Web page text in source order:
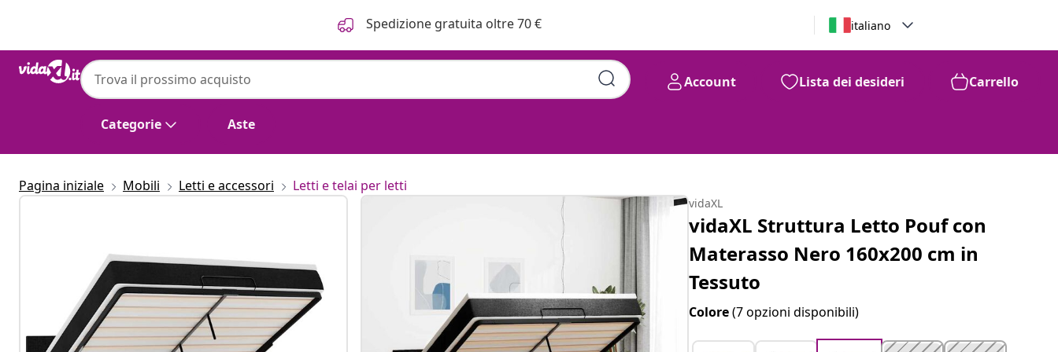
Spedizione gratuita oltre 70 € italiano
Categorie Aste
Account Lista dei desideri Carrello
Pagina iniziale Mobili Letti e accessori Letti e telai per letti
vidaXL
vidaXL Struttura Letto Pouf con
Materasso Nero 160x200 cm in
Tessuto
Colore(7 opzioni disponibili)